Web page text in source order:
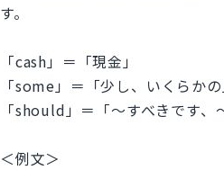
す。
「cash」＝「現金」
「some」＝「少し、いくらかの
「should」＝「〜すべきです、
＜例文＞